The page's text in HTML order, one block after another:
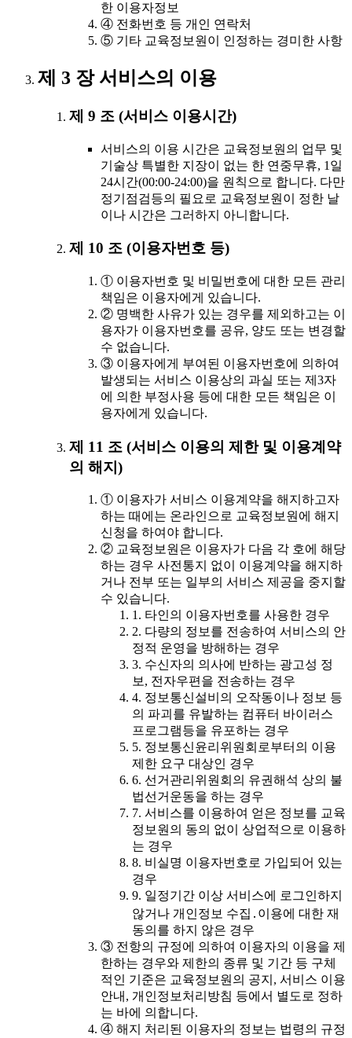
한 이용자정보
④ 전화번호 등 개인 연락처
⑤ 기타 교육정보원이 인정하는 경미한 사항
제 3 장 서비스의 이용
제 9 조 (서비스 이용시간)
서비스의 이용 시간은 교육정보원의 업무 및
기술상 특별한 지장이 없는 한 연중무휴, 1일
24시간(00:00-24:00)을 원칙으로 합니다. 다만
정기점검등의 필요로 교육정보원이 정한 날
이나 시간은 그러하지 아니합니다.
제 10 조 (이용자번호 등)
① 이용자번호 및 비밀번호에 대한 모든 관리
책임은 이용자에게 있습니다.
② 명백한 사유가 있는 경우를 제외하고는 이
용자가 이용자번호를 공유, 양도 또는 변경할
수 없습니다.
③ 이용자에게 부여된 이용자번호에 의하여
발생되는 서비스 이용상의 과실 또는 제3자
에 의한 부정사용 등에 대한 모든 책임은 이
용자에게 있습니다.
제 11 조 (서비스 이용의 제한 및 이용계약
의 해지)
① 이용자가 서비스 이용계약을 해지하고자
하는 때에는 온라인으로 교육정보원에 해지
신청을 하여야 합니다.
② 교육정보원은 이용자가 다음 각 호에 해당
하는 경우 사전통지 없이 이용계약을 해지하
거나 전부 또는 일부의 서비스 제공을 중지할
수 있습니다.
1. 타인의 이용자번호를 사용한 경우
2. 다량의 정보를 전송하여 서비스의 안
정적 운영을 방해하는 경우
3. 수신자의 의사에 반하는 광고성 정
보, 전자우편을 전송하는 경우
4. 정보통신설비의 오작동이나 정보 등
의 파괴를 유발하는 컴퓨터 바이러스
프로그램등을 유포하는 경우
5. 정보통신윤리위원회로부터의 이용
제한 요구 대상인 경우
6. 선거관리위원회의 유권해석 상의 불
법선거운동을 하는 경우
7. 서비스를 이용하여 얻은 정보를 교육
정보원의 동의 없이 상업적으로 이용하
는 경우
8. 비실명 이용자번호로 가입되어 있는
경우
9. 일정기간 이상 서비스에 로그인하지
않거나 개인정보 수집․이용에 대한 재
동의를 하지 않은 경우
③ 전항의 규정에 의하여 이용자의 이용을 제
한하는 경우와 제한의 종류 및 기간 등 구체
적인 기준은 교육정보원의 공지, 서비스 이용
안내, 개인정보처리방침 등에서 별도로 정하
는 바에 의합니다.
④ 해지 처리된 이용자의 정보는 법령의 규정